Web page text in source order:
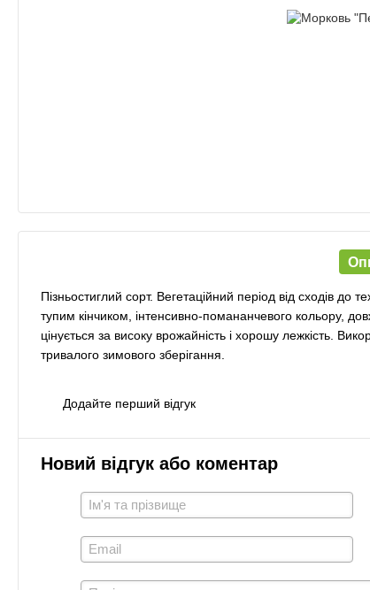
Пізньостиглий сорт. Вегетаційний період від сходів до
тупим кінчиком, інтенсивно-помананчевого кольору,
цінується за високу врожайність і хорошу лежкість.
тривалого зимового зберігання.
Додайте перший відгук
Новий відгук або коментар